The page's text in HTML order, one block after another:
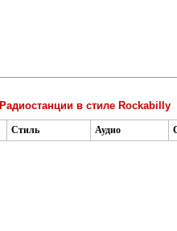
Радиостанции в стиле Rockabilly
Стиль Аудио